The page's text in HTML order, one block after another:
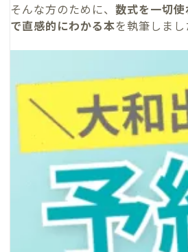
そんな方のために、 数式を一切
で直感的にわかる本を執筆しまし